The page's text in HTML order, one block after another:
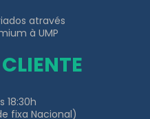
através
à UMP
18:30h
fixa Nacional)